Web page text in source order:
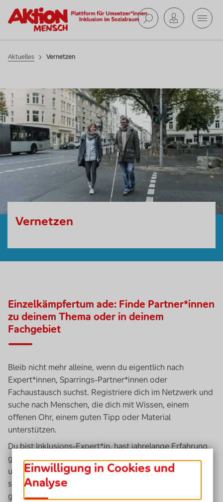
Aktuelles Vernetzen
Vernetzen
Einzelkämpfertum ade: Finde Partner*innen
zu deinem Thema oder in deinem
Fachgebiet
Bleib nicht mehr alleine, wenn du eigentlich nach
Expert*innen, Sparrings-Partner*innen oder
Fachaustausch suchst. Registriere dich im Netzwerk und
suche nach Menschen, die dich mit Wissen, einem
offenen Ohr, einem guten Tipp oder Material
unterstützen.
Du bist Inklusions-Expert*in, hast jahrelange Erfahrung,
gerade ein sehr interessantes Projekt abgeschlossen
und willst dein Wissen teilen? Registriere dich und
stärke andere Inklusions-Macher*innen. Höre ihnen zu,
gibt ihnen Kraft oder hilf mit deinem Netzwerk.
Einwilligung in Cookies und
Analyse